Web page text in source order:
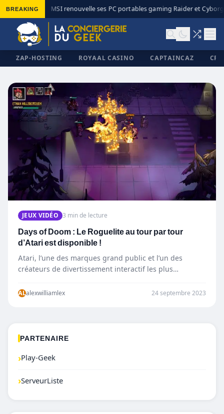
BREAKING MSI renouvelle ses PC portables gaming Raider et
ZAP-HOSTING ROYAAL CASINO CAPTAINCAZ
✕
JEUX VIDÉO 3 min de lecture
Days of Doom : Le Roguelite au tour par tour
d’Atari est disponible !
Atari, l’une des marques grand public et l’un des
créateurs de divertissement interactif les plus
ALalexwilliamlex 24 septembre 2023
PARTENAIRE
›Play-Geek
›ServeurListe